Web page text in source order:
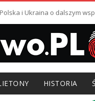
Polska i Ukraina o dalszym
HISTORIA